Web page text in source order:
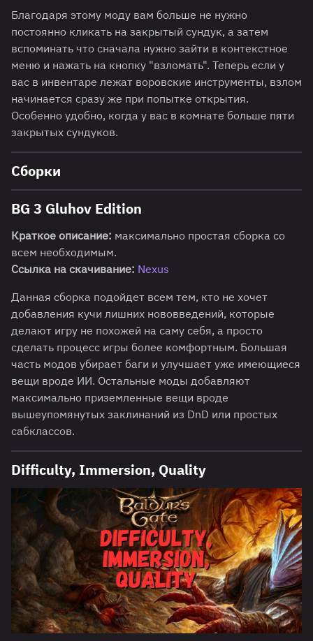
Благодаря этому моду вам больше не нужно
постоянно кликать на закрытый сундук, а затем
вспоминать что сначала нужно зайти в контекстное
меню и нажать на кнопку "взломать". Теперь если у
вас в инвентаре лежат воровские инструменты, взлом
начинается сразу же при попытке открытия.
Особенно удобно, когда у вас в комнате больше пяти
закрытых сундуков.
Сборки
BG 3 Gluhov Edition
Краткое описание: максимально простая сборка со
всем необходимым.
Ссылка на скачивание: Nexus
Данная сборка подойдет всем тем, кто не хочет
добавления кучи лишних нововведений, которые
делают игру не похожей на саму себя, а просто
сделать процесс игры более комфортным. Большая
часть модов убирает баги и улучшает уже имеющиеся
вещи вроде ИИ. Остальные моды добавляют
максимально приземленные вещи вроде
вышеупомянутых заклинаний из DnD или простых
сабклассов.
Difficulty, Immersion, Quality